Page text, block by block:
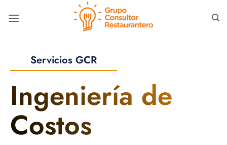
Servicios GCR
Ingeniería de
Costos